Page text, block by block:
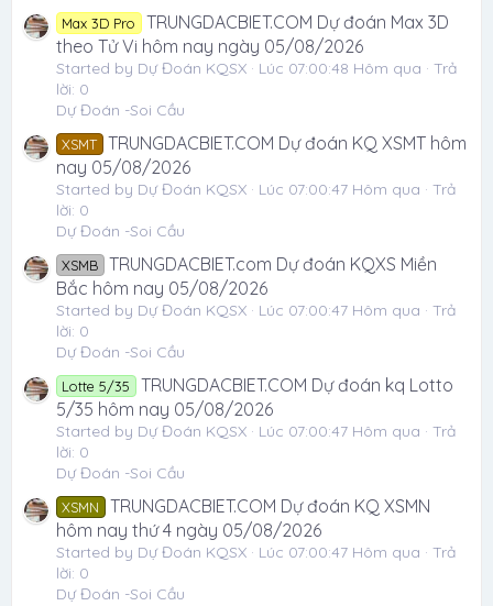
Max 3D Pro
TRUNGDACBIET.COM Dự đoán Max 3D
theo Tử Vi hôm nay ngày 05/08/2026
Started by Dự Đoán KQSX Lúc 07:00:48 Hôm qua
Trả
lời: 0
Dự Đoán -Soi Cầu
XSMT TRUNGDACBIET.COM Dự đoán KQ XSMT hôm
nay 05/08/2026
Started by Dự Đoán KQSX Lúc 07:00:47 Hôm qua
Trả
lời: 0
Dự Đoán -Soi Cầu
XSMB
TRUNGDACBIET.com Dự đoán KQXS Miền
Bắc hôm nay 05/08/2026
Started by Dự Đoán KQSX Lúc 07:00:47 Hôm qua
Trả
lời: 0
Dự Đoán -Soi Cầu
Lotte 5/35
TRUNGDACBIET.COM Dự đoán kq Lotto
5/35 hôm nay 05/08/2026
Started by Dự Đoán KQSX Lúc 07:00:47 Hôm qua
Trả
lời: 0
Dự Đoán -Soi Cầu
XSMN
TRUNGDACBIET.COM Dự đoán KQ XSMN
hôm nay thứ 4 ngày 05/08/2026
Started by Dự Đoán KQSX Lúc 07:00:47 Hôm qua
Trả
lời: 0
Dự Đoán -Soi Cầu